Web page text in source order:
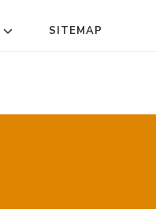
SITEMAP